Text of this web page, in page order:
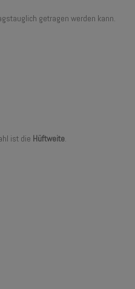
getragen werden kann.
ist die Hüftweite